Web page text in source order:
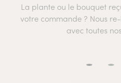
La plante ou le bouquet
votre commande ? Nous
avec toutes